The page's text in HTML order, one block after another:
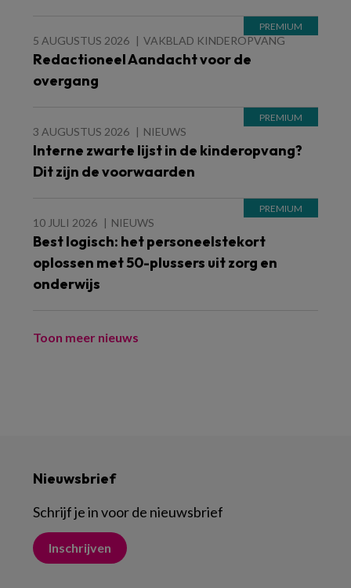
5 AUGUSTUS 2026 VAKBLAD KINDEROPVANG
Redactioneel Aandacht voor de
overgang
3 AUGUSTUS 2026 NIEUWS
Interne zwarte lijst in de kinderopvang?
Dit zijn de voorwaarden
10 JULI 2026 NIEUWS
Best logisch: het personeelstekort
oplossen met 50-plussers uit zorg en
onderwijs
Toon meer nieuws
Nieuwsbrief
Schrijf je in voor de nieuwsbrief
Inschrijven